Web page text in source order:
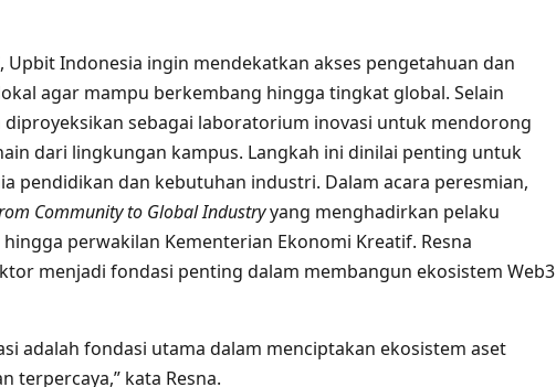
Upbit Indonesia ingin mendekatkan akses pengetahuan dan
agar mampu berkembang hingga tingkat global. Selain
diproyeksikan sebagai laboratorium inovasi untuk mendorong
dari lingkungan kampus. Langkah ini dinilai penting untuk
pendidikan dan kebutuhan industri. Dalam acara peresmian,
Community to Global Industryyang menghadirkan pelaku
perwakilan Kementerian Ekonomi Kreatif. Resna
menjadi fondasi penting dalam membangun ekosistem Web3
adalah fondasi utama dalam menciptakan ekosistem aset
terpercaya,” kata Resna.